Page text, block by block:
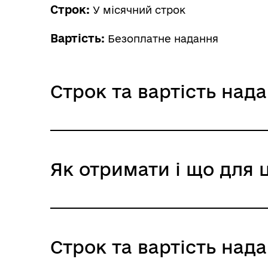
Строк: У місячний строк
Вартість: Безоплатне надання
Строк та вартість
Адміністративний збір: Безоплатне
Строк надання: У місячний строк
Як отримати і що для
Територіальні органи Державної служби
Обласні, Київська та Севастопольська
Строк та вартість